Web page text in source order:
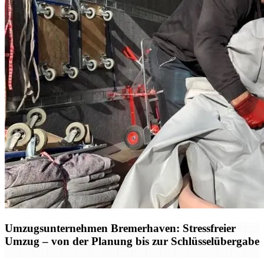
Umzugsunternehmen Bremerhaven: Stressfreier
Umzug – von der Planung bis zur Schlüsselübergabe